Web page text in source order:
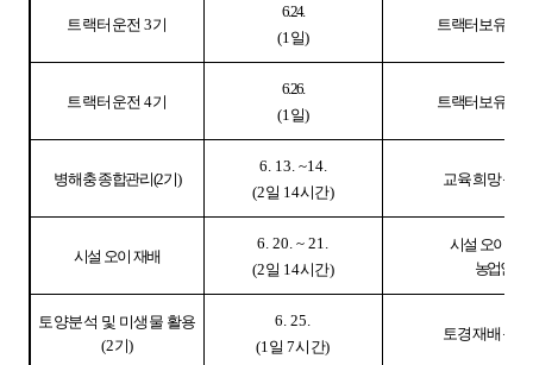
트랙터운전3기
6. 24.
(1 일)
트랙터보유 농
트랙터운전4기
6. 26.
(1 일)
트랙터보유 농
병해충 종합관리(2기)
6. 13. ~14.
(2일 14시간)
교육 희망 농
시설 오이 재배
6. 20. ~ 21.
(2일 14시간)
시설 오이 재
농업인
토양분석 및 미생물 활용
(2기)
6. 25.
(1 일7시간)
토경 재배 농